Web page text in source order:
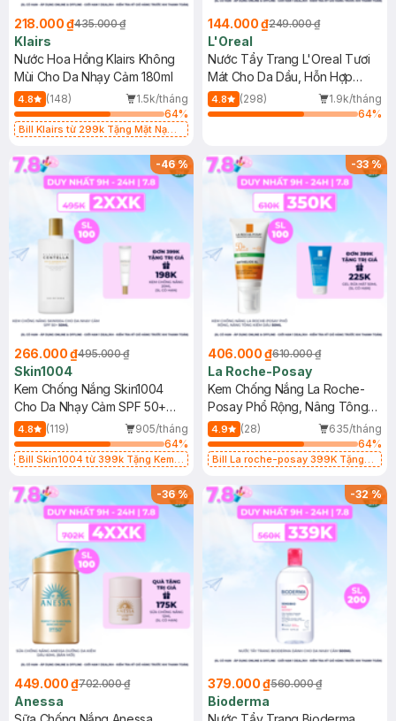
218.000 ₫435.000 ₫
Klairs
Nước Hoa Hồng Klairs Không
Mùi Cho Da Nhạy Cảm 180ml
4.8 (148)
1.5k/tháng
64%
Bill Klairs từ 299k Tặng Mặt Nạ
25ml (SL Có Hạn)
144.000 ₫249.000 ₫
L'Oreal
Nước Tẩy Trang L'Oreal Tươi
Mát Cho Da Dầu, Hỗn Hợp
400ml
4.8 (298)
1.9k/tháng
64%
-46%
266.000 ₫495.000 ₫
Skin1004
Kem Chống Nắng Skin1004
Cho Da Nhạy Cảm SPF 50+
50ml
4.8 (119)
905/tháng
64%
Bill Skin1004 từ 399k Tặng Kem
SPF 50+ 20ml (SL Có Hạn)
-33%
406.000 ₫610.000 ₫
La Roche-Posay
Kem Chống Nắng La Roche-
Posay Phổ Rộng, Nâng Tông
Kiềm Dầu 50ml
4.9 (28)
635/tháng
64%
Bill La roche-posay 399K Tặng
(SL có hạn)
-36%
449.000 ₫702.000 ₫
Anessa
-32%
379.000 ₫560.000 ₫
Bioderma